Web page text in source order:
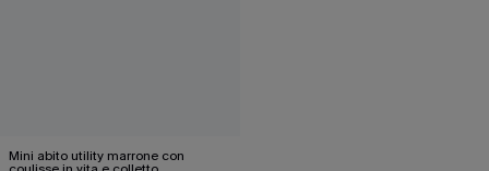
Mini abito utility marrone con